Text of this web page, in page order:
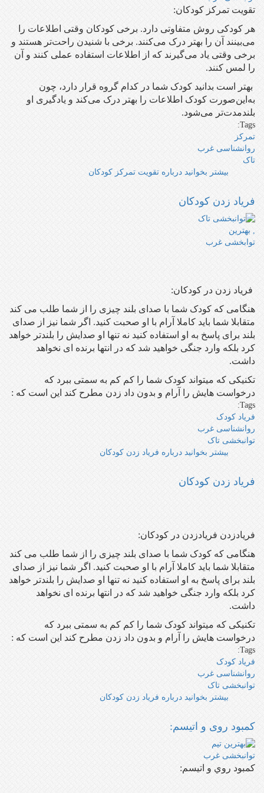
تقویت تمرکز کودکان:
هر کودکی روش متفاوتی دارد. برخی کودکان وقتی اطلاعات را
می‌بینند آن را بهتر درک می‌کنند. برخی با شنیدن راحت‌تر هستند و
برخی وقتی یاد می‌گیرند که از اطلاعات استفاده عملی کنند و آن
را لمس کنند.
بهتر است بدانید کودک شما در کدام گروه قرار دارد، چون
به‌این‌صورت کودک اطلاعات را بهتر درک می‌کند و یادگیری او
بلند‌مدت‌تر می‌شود.
Tags:
تمرکز
روانشناسی غرب
تاک
بیشتر بخوانید درباره تقویت تمرکز کودکان
فریاد زدن کودکان
فریاد زدن در کودکان:
هنگامی که کودک شما با صدای بلند چیزی را از شما طلب می کند
متقابلا شما باید کاملا آرام با او صحبت کنید. اگر شما نیز از صدای
بلند برای پاسخ به او استفاده کنید نه تنها او صدایش را بلندتر خواهد
کرد بلکه وارد جنگی خواهید شد که در انتها برنده ای نخواهد
داشت.
تکنیکی که میتواند کودک شما را کم کم به سمتی ببرد که
درخواست هایش را آرام و بدون داد زدن مطرح کند این است که :
Tags:
فریاد کودک
روانشناسی غرب
توانبخشی تاک
بیشتر بخوانید درباره فریاد زدن کودکان
فریاد زدن کودکان
فریادزدن فریادزدن در کودکان:
هنگامی که کودک شما با صدای بلند چیزی را از شما طلب می کند
متقابلا شما باید کاملا آرام با او صحبت کنید. اگر شما نیز از صدای
بلند برای پاسخ به او استفاده کنید نه تنها او صدایش را بلندتر خواهد
کرد بلکه وارد جنگی خواهید شد که در انتها برنده ای نخواهد
داشت.
تکنیکی که میتواند کودک شما را کم کم به سمتی ببرد که
درخواست هایش را آرام و بدون داد زدن مطرح کند این است که :
Tags:
فریاد کودک
روانشناسی غرب
توانبخشی تاک
بیشتر بخوانید درباره فریاد زدن کودکان
کمبود روی و اتیسم:
كمبود روي و اتيسم: